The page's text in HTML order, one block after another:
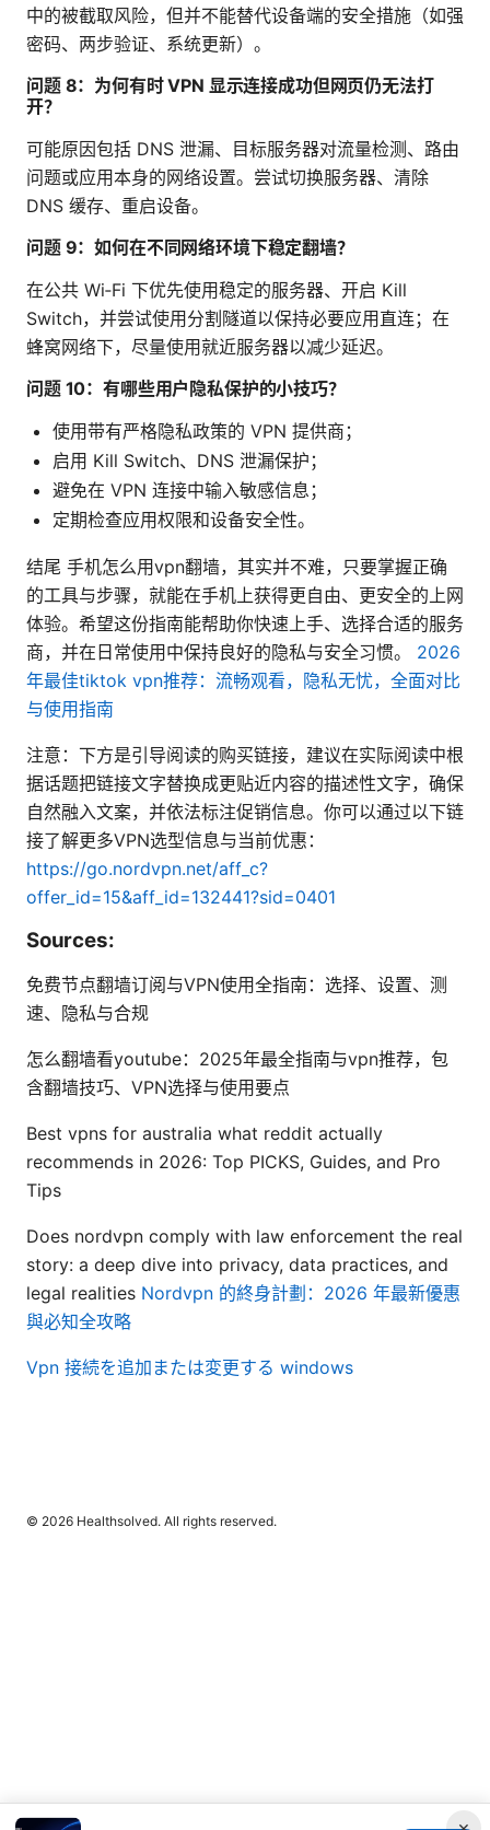
中的被截取风险，但并不能替代设备端的安全措施（如强
密码、两步验证、系统更新）。
问题 8：为何有时 VPN 显示连接成功但网页仍无法打
开？
可能原因包括 DNS 泄漏、目标服务器对流量检测、路由
问题或应用本身的网络设置。尝试切换服务器、清除
DNS 缓存、重启设备。
问题 9：如何在不同网络环境下稳定翻墙？
在公共 Wi‑Fi 下优先使用稳定的服务器、开启 Kill
Switch，并尝试使用分割隧道以保持必要应用直连；在
蜂窝网络下，尽量使用就近服务器以减少延迟。
问题 10：有哪些用户隐私保护的小技巧？
使用带有严格隐私政策的 VPN 提供商；
启用 Kill Switch、DNS 泄漏保护；
避免在 VPN 连接中输入敏感信息；
定期检查应用权限和设备安全性。
结尾 手机怎么用vpn翻墙，其实并不难，只要掌握正确
的工具与步骤，就能在手机上获得更自由、更安全的上网
体验。希望这份指南能帮助你快速上手、选择合适的服务
商，并在日常使用中保持良好的隐私与安全习惯。 2026
年最佳tiktok vpn推荐：流畅观看，隐私无忧，全面对比
与使用指南
注意：下方是引导阅读的购买链接，建议在实际阅读中根
据话题把链接文字替换成更贴近内容的描述性文字，确保
自然融入文案，并依法标注促销信息。你可以通过以下链
接了解更多VPN选型信息与当前优惠：
https://go.nordvpn.net/aff_c?
offer_id=15&aff_id=132441?sid=0401
Sources:
免费节点翻墙订阅与VPN使用全指南：选择、设置、测
速、隐私与合规
怎么翻墙看youtube：2025年最全指南与vpn推荐，包
含翻墙技巧、VPN选择与使用要点
Best vpns for australia what reddit actually
recommends in 2026: Top PICKS, Guides, and Pro
Tips
Does nordvpn comply with law enforcement the real
story: a deep dive into privacy, data practices, and
legal realities Nordvpn 的終身計劃：2026 年最新優惠
與必知全攻略
Vpn 接続を追加または変更する windows
© 2026 Healthsolved. All rights reserved.